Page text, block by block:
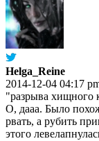
Helga_Reine
2014-12-04 04:17
"разрыва хищного
О, дааа. Было
рвать, а рубить
этого